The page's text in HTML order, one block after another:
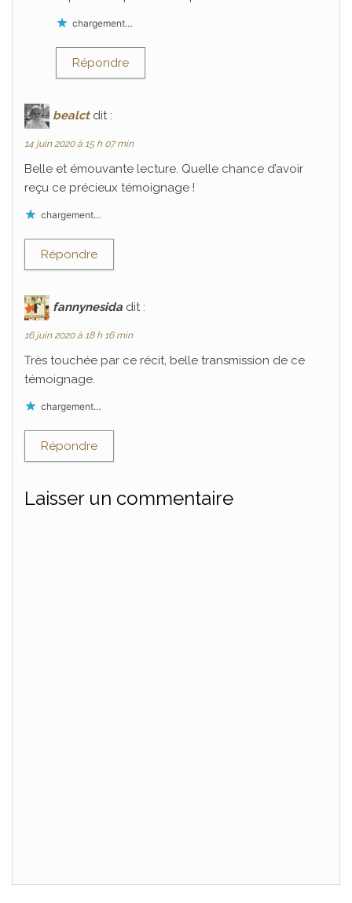
chargement…
Répondre
bealct dit :
14 juin 2020 à 15 h 07 min
Belle et émouvante lecture. Quelle chance d’avoir
reçu ce précieux témoignage !
chargement…
Répondre
fannynesida dit :
16 juin 2020 à 18 h 16 min
Très touchée par ce récit, belle transmission de ce
témoignage.
chargement…
Répondre
Laisser un commentaire